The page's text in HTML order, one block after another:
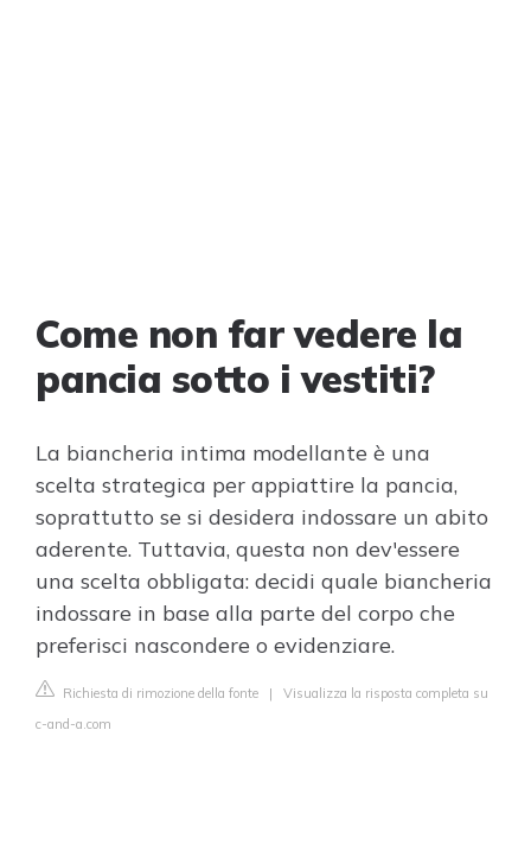
Come non far vedere la
pancia sotto i vestiti?
La biancheria intima modellante è una
scelta strategica per appiattire la pancia,
soprattutto se si desidera indossare un abito
aderente. Tuttavia, questa non dev'essere
una scelta obbligata: decidi quale biancheria
indossare in base alla parte del corpo che
preferisci nascondere o evidenziare.
Richiesta di rimozione della fonte | Visualizza la risposta completa su
c-and-a.com